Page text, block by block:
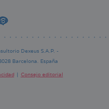
Dexeus S.A.P. -
Barcelona. España
Consejo editorial